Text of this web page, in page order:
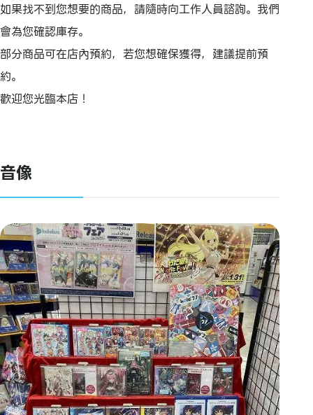
如果找不到您想要的商品，請隨時向工作人員諮詢。我們
會為您確認庫存。
部分商品可在店內預約，若您想確保獲得，建議提前預
約。
歡迎您光臨本店！
音像